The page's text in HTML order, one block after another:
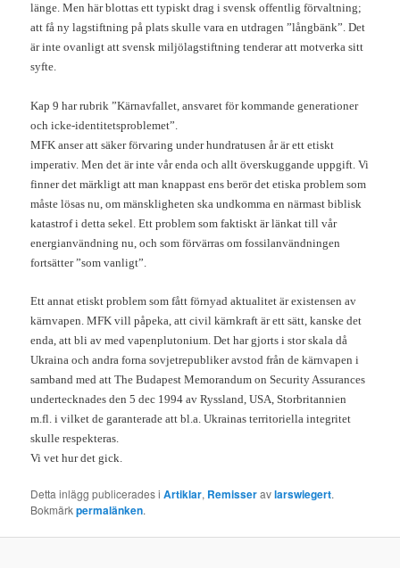
länge. Men här blottas ett typiskt drag i svensk offentlig förvaltning;
att få ny lagstiftning på plats skulle vara en utdragen ”långbänk”. Det
är inte ovanligt att svensk miljölagstiftning tenderar att motverka sitt
syfte.
Kap 9 har rubrik ”Kärnavfallet, ansvaret för kommande generationer
och icke-identitetsproblemet”.
MFK anser att säker förvaring under hundratusen år är ett etiskt
imperativ. Men det är inte vår enda och allt överskuggande uppgift. Vi
finner det märkligt att man knappast ens berör det etiska problem som
måste lösas nu, om mänskligheten ska undkomma en närmast biblisk
katastrof i detta sekel. Ett problem som faktiskt är länkat till vår
energianvändning nu, och som förvärras om fossilanvändningen
fortsätter ”som vanligt”.
Ett annat etiskt problem som fått förnyad aktualitet är existensen av
kärnvapen. MFK vill påpeka, att civil kärnkraft är ett sätt, kanske det
enda, att bli av med vapenplutonium. Det har gjorts i stor skala då
Ukraina och andra forna sovjetrepubliker avstod från de kärnvapen i
samband med att The Budapest Memorandum on Security Assurances
undertecknades den 5 dec 1994 av Ryssland, USA, Storbritannien
m.fl. i vilket de garanterade att bl.a. Ukrainas territoriella integritet
skulle respekteras.
Vi vet hur det gick.
Detta inlägg publicerades iArtiklar, Remisseravlarswiegert.
Bokmärkpermalänken.